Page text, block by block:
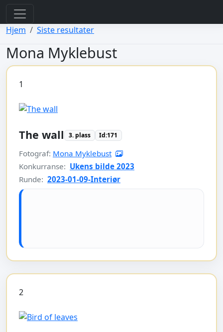
view: menus/_default.php
Hjem
Siste resultater
Mona Myklebust
1
The wall 3. plass Id:171
Fotograf: Mona Myklebust
Konkurranse: Ukens bilde 2023
Runde: 2023-01-09-Interiør
2